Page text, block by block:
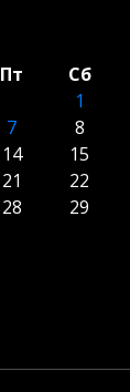
Пт
Сб
1
7
8
14
15
21
22
28
29